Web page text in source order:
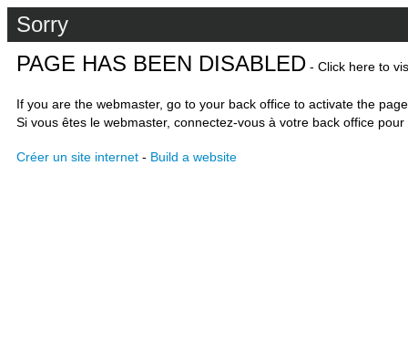
Sorry
PAGE HAS BEEN DISABLED - Click here to
If you are the webmaster, go to your back office to activate the
Si vous êtes le webmaster, connectez-vous à votre back office
Créer un site internet - Build a website